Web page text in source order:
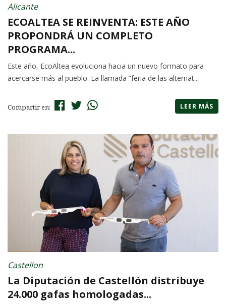
Alicante
ECOALTEA SE REINVENTA: ESTE AÑO
PROPONDRÁ UN COMPLETO
PROGRAMA...
Este año, EcoAltea evoluciona hacia un nuevo formato para
acercarse más al pueblo. La llamada “feria de las alternat...
Compartir en: LEER MÁS
Castellon
La Diputación de Castellón distribuye
24.000 gafas homologadas...